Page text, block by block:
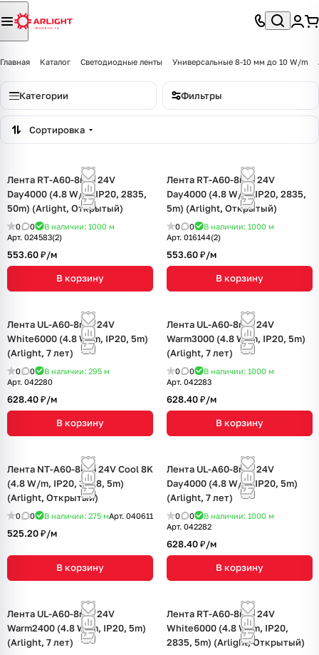
Главная Каталог Светодиодные ленты Универсальные 8-10 мм до 10 W/m
Категории Фильтры
Сортировка
Лента RT-A60-8mm 24V
Day4000 (4.8 W/m, IP20, 2835,
50m) (Arlight, Открытый)
0 0 В наличии: 1000 м
Арт. 024583(2)
553.60 ₽/м
В корзину
Лента RT-A60-8mm 24V
Day4000 (4.8 W/m, IP20, 2835,
5m) (Arlight, Открытый)
0 0 В наличии: 1000 м
Арт. 016144(2)
553.60 ₽/м
В корзину
Лента UL-A60-8mm 24V
White6000 (4.8 W/m, IP20, 5m)
(Arlight, 7 лет)
0 0 В наличии: 295 м
Арт. 042280
628.40 ₽/м
В корзину
Лента UL-A60-8mm 24V
Warm3000 (4.8 W/m, IP20, 5m)
(Arlight, 7 лет)
0 0 В наличии: 1000 м
Арт. 042283
628.40 ₽/м
В корзину
Лента NT-A60-8mm 24V Cool 8K
(4.8 W/m, IP20, 3528, 5m)
(Arlight, Открытый)
0 0 В наличии: 275 мАрт. 040611
525.20 ₽/м
В корзину
Лента UL-A60-8mm 24V
Day4000 (4.8 W/m, IP20, 5m)
(Arlight, 7 лет)
0 0 В наличии: 1000 м
Арт. 042282
628.40 ₽/м
В корзину
Лента UL-A60-8mm 24V
Warm2400 (4.8 W/m, IP20, 5m)
(Arlight, 7 лет)
Лента RT-A60-8mm 24V
White6000 (4.8 W/m, IP20,
2835, 5m) (Arlight, Открытый)